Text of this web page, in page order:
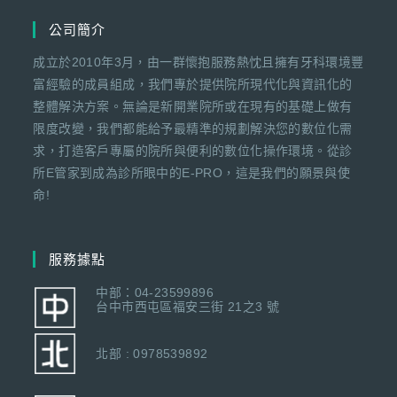
公司簡介
成立於2010年3月，由一群懷抱服務熱忱且擁有牙科環境豐
富經驗的成員組成，我們專於提供院所現代化與資訊化的
整體解決方案。無論是新開業院所或在現有的基礎上做有
限度改變，我們都能給予最精準的規劃解決您的數位化需
求，打造客戶專屬的院所與便利的數位化操作環境。從診
所E管家到成為診所眼中的E-PRO，這是我們的願景與使
命!
服務據點
中部：04-23599896
台中市西屯區福安三街 21之3 號
北部 : 0978539892